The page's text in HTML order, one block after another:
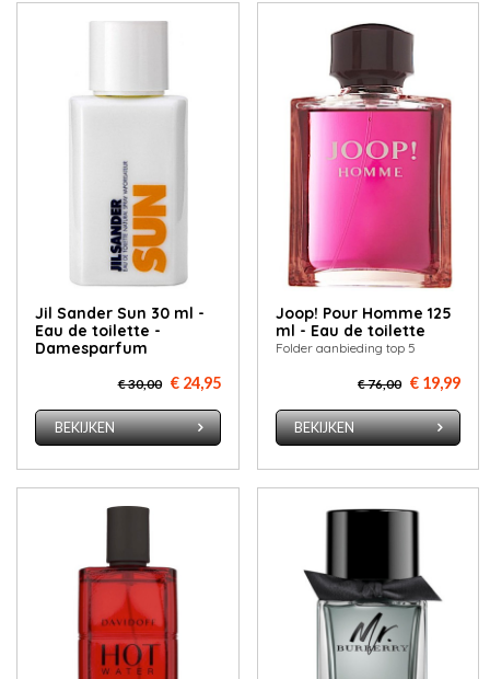
Jil Sander Sun 30 ml -
Eau de toilette -
Damesparfum
€ 30,00 € 24,95
BEKIJKEN
Joop! Pour Homme 125
ml - Eau de toilette
Folder aanbieding top 5
€ 76,00 € 19,99
BEKIJKEN